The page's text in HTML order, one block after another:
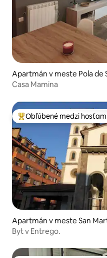
Apartmán v meste Pola de
Casa Mamina
Najobľúbenejšie medzi
Obľúbené medzi
Apartmán v meste San
Byt v Entrego.